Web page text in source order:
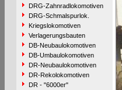
DRG-Zahnradlokomotiven
DRG-Schmalspurlok.
Kriegslokomotiven
Verlagerungsbauten
DB-Neubaulokomotiven
DB-Umbaulokomotiven
DR-Neubaulokomotiven
DR-Rekolokomotiven
DR - "6000er"